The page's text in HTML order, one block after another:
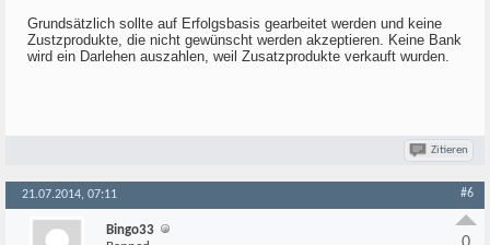
Grundsätzlich sollte auf Erfolgsbasis gearbeitet werden und keine
Zustzprodukte, die nicht gewünscht werden akzeptieren. Keine Bank
wird ein Darlehen auszahlen, weil Zusatzprodukte verkauft wurden.
Zitieren
21.07.2014, 07:11 #6
Bingo33